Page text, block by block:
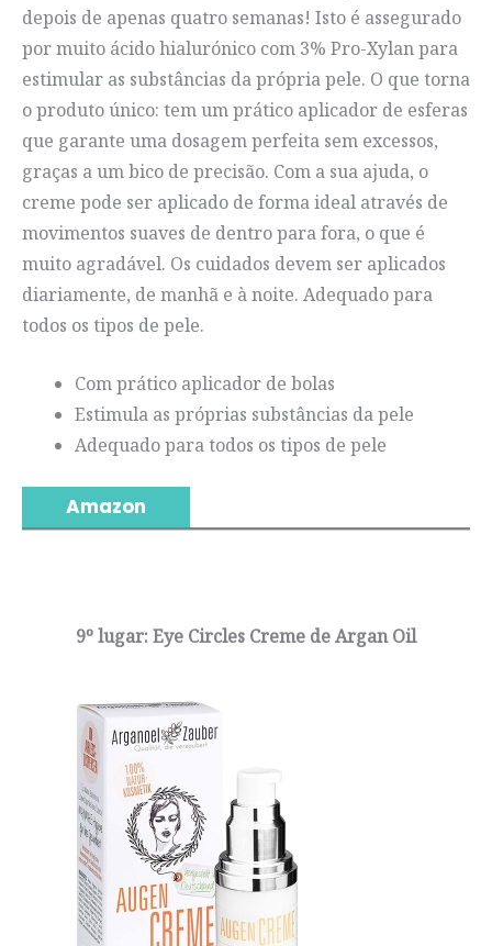
depois de apenas quatro semanas! Isto é assegurado
por muito ácido hialurónico com 3% Pro-Xylan para
estimular as substâncias da própria pele. O que torna
o produto único: tem um prático aplicador de esferas
que garante uma dosagem perfeita sem excessos,
graças a um bico de precisão. Com a sua ajuda, o
creme pode ser aplicado de forma ideal através de
movimentos suaves de dentro para fora, o que é
muito agradável. Os cuidados devem ser aplicados
diariamente, de manhã e à noite. Adequado para
todos os tipos de pele.
Com prático aplicador de bolas
Estimula as próprias substâncias da pele
Adequado para todos os tipos de pele
Amazon
9º lugar: Eye Circles Creme de Argan Oil